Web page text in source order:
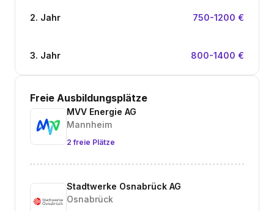
2. Jahr 750-1200 €
3. Jahr 800-1400 €
Freie Ausbildungsplätze
MVV Energie AG
Mannheim
2 freie Plätze
Stadtwerke Osnabrück AG
Osnabrück